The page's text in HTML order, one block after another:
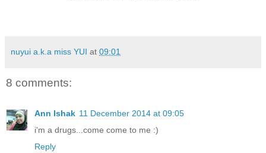
nuyui a.k.a miss YUI at 09:01
8 comments:
Ann Ishak 11 December 2014 at 09:05
i'm a drugs...come come to me :)
Reply